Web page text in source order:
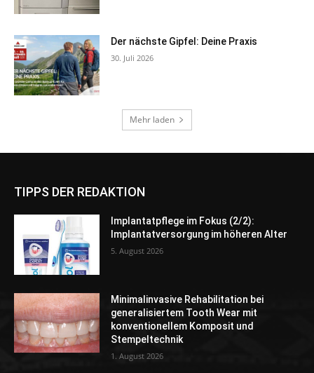
TIPPS DER REDAKTION
Implantatpflege im Fokus (2/2):
Implantatversorgung im höheren Alter
5. August 2026
Minimalinvasive Rehabilitation bei
generalisiertem Tooth Wear mit
konventionellem Komposit und
Stempeltechnik
1. August 2026